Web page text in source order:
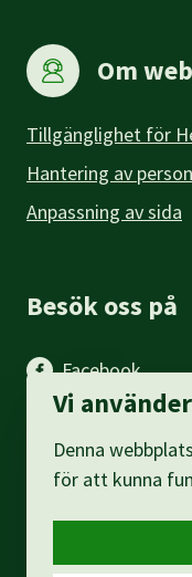
Om
Tillgänglighet för
Hantering av
Anpassning av sida
Besök oss på
Facebook
Instagram
LinkedIn
Vi
Denna
för att kunna